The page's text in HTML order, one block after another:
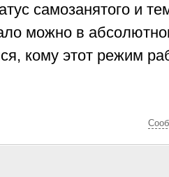
самозанятого и
можно в
кому этот режим